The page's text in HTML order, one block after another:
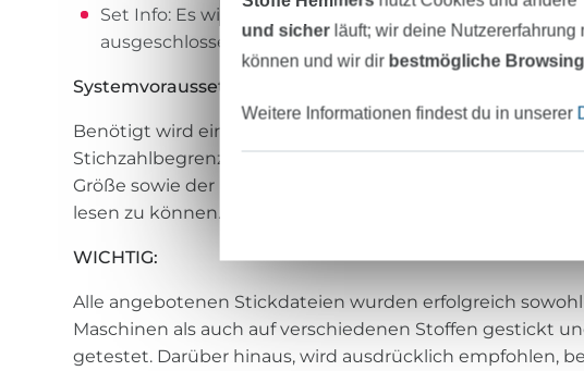
Set Info: Es wird nur als Set verkauft, Verkauf einzelner
ausgeschlossen.
Systemvoraussetzungen:
Benötigt wird eine handelsübliche elektronische
Stichzahlbegrenzung mit einem Stickrahmen in der
Größe sowie der Möglichkeit eines der oben genannten
lesen zu können.
WICHTIG:
Alle angebotenen Stickdateien wurden erfolgreich
Maschinen als auch auf verschiedenen Stoffen gestickt
getestet. Darüber hinaus, wird ausdrücklich empfohlen,
und sicherläuft; wir deine Nutzererfahrung
können und wir dir bestmögliche
Weitere Informationen findest du in unserer